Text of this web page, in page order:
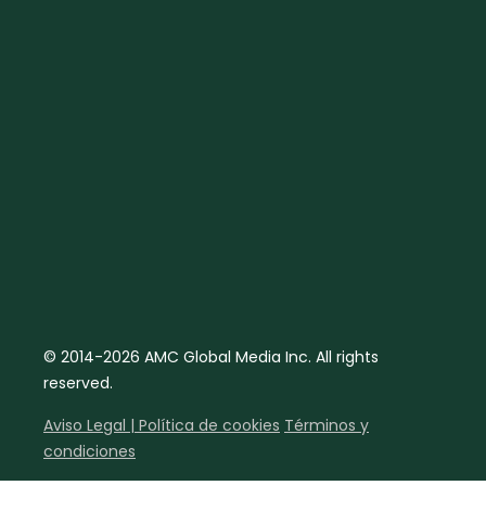
© 2014-2026 AMC Global Media Inc. All rights
reserved.
Aviso Legal | Política de cookies Términos y
condiciones